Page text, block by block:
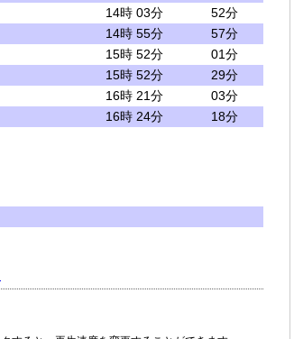
14時 03分
52分
14時 55分
57分
15時 52分
01分
15時 52分
29分
16時 21分
03分
16時 24分 18分